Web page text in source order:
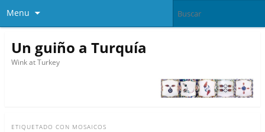
Menu
Un guiño a Turquía
Wink at Turkey
ETIQUETADO CON MOSAICOS